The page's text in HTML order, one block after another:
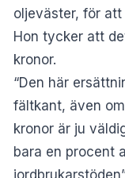
oljeväster, för
Hon tycker att
kronor.
“Den här
fältkant, även
kronor är ju
bara en procent